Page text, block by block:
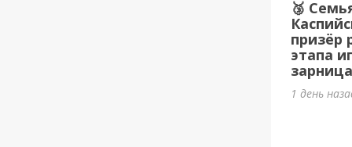
🥉
призёр
этапа
1 день